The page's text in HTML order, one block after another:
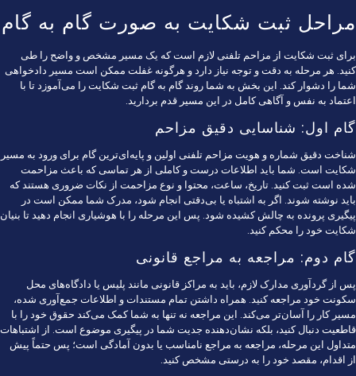
مراحل ثبت شکایت به صورت گام به گام
برای ثبت شکایت از مزاحم تلفنی لازم است که یک مسیر مشخص و واضح را طی
کنید. هر مرحله به دقت و توجه نیاز دارد و هرگونه غفلت ممکن است مسیر دادخواهی
شما را دشوار کند. این بخش به شما روند گام به گام ثبت شکایت را می‌آموزد تا با
اعتماد به نفس و آگاهی کامل در این مسیر قدم بردارید.
گام اول: شناسایی دقیق مزاحم
شناخت دقیق شماره و هویت مزاحم تلفنی اولین و پایه‌ای‌ترین گام برای ورود به مسیر
شکایت است. شما باید اطلاعات درست و کاملی از هر تماسی که باعث مزاحمت
شده است ثبت کنید. تاریخ، ساعت، محتوا و نوع مزاحمت از نکات ضروری هستند که
باید نوشته شوند. اگر به اشتباه یا بی‌دقتی انجام شود، مدرک شما ممکن است در
پیگیری پرونده به چالش کشیده شود. پس این مرحله را با هوشیاری انجام دهید تا بنیان
شکایت خود را محکم کنید.
گام دوم: مراجعه به مراجع قانونی
پس از گردآوری مدارک لازم، باید به مراکز قانونی مانند پلیس یا دادگاه‌های محل
سکونت خود مراجعه کنید. همراه داشتن تمام مستندات و اطلاعات جمع‌آوری شده،
مسیر کار را آسان‌تر می‌کند. این مراجعه نه تنها به شما کمک می‌کند حقوق خود را با
قاطعیت دنبال کنید، بلکه نشان‌دهنده جدیت شما در پیگیری موضوع است. از اشتباهات
متداول این مرحله، مراجعه به مراجع نامناسب یا بدون آمادگی است؛ پس حتماً پیش
از اقدام، مقصد خود را به درستی مشخص کنید.